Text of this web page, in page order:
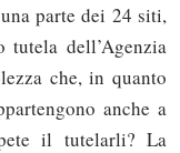
parte dei 24 siti,
dell’Agenzia
che, in quanto
anche a
il tutelarli? La